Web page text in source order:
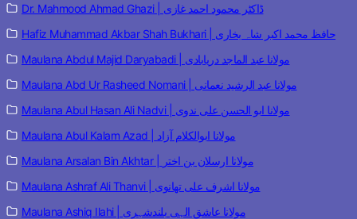
Dr. Mahmood Ahmad Ghazi | ڈاکٹر محمود احمد غازی
Hafiz Muhammad Akbar Shah Bukhari | حافظ محمد اکبر شاہ بخاری
Maulana Abdul Majid Daryabadi | مولانا عبد الماجد دریابادی
Maulana Abd Ur Rasheed Nomani | مولانا عبد الرشید نعمانی
Maulana Abul Hasan Ali Nadvi | مولانا ابو الحسن علی ندوی
Maulana Abul Kalam Azad | مولانا ابوالکلام آزاد
Maulana Arsalan Bin Akhtar | مولانا ارسلان بن اختر
Maulana Ashraf Ali Thanvi | مولانا اشرف علی تھانوی
Maulana Ashiq Ilahi | مولانا عاشق الہی بلندشہری